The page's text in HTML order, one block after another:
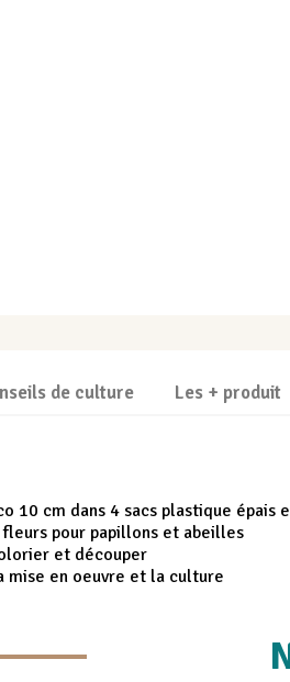
de culture Les + produit
10 cm dans 4 sacs plastique épais
pour papillons et abeilles
et découper
en oeuvre et la culture